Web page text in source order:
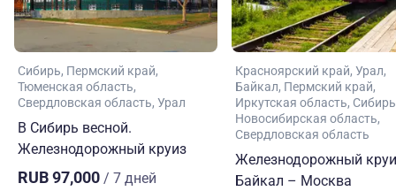
Сибирь Пермский край
Тюменская область
Свердловская область Урал
В Сибирь весной.
Железнодорожный круиз
RUB 97,000 / 7 дней
Красноярский край Урал
Байкал Пермский край
Иркутская область Сибирь
Новосибирская область
Свердловская область
Железнодорожный
Байкал – Москва